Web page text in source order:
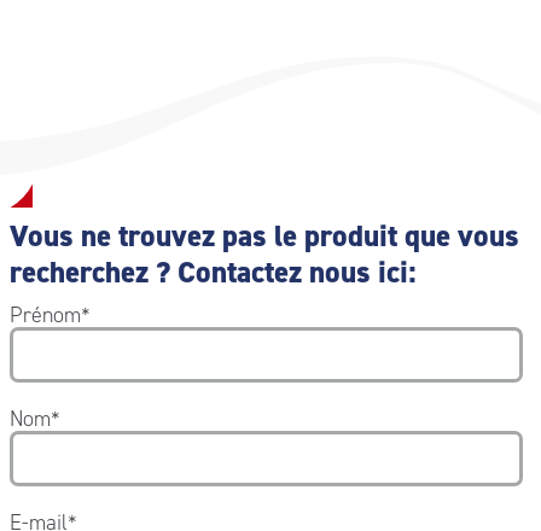
Vous ne trouvez pas le produit que vous
recherchez ? Contactez nous ici:
Prénom*
Nom*
E-mail*